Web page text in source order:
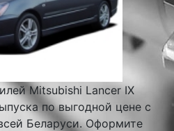
Mitsubishi Lancer IX
по выгодной цене с
Беларуси. Оформите